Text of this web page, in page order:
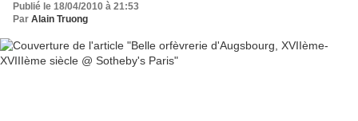
Publié le 18/04/2010 à 21:53
Par Alain Truong